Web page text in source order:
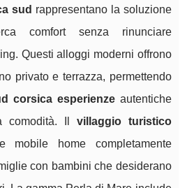
sud rappresentano la soluzione
comfort senza rinunciare
Questi alloggi moderni offrono
privato e terrazza, permettendo
corsica esperienzeautentiche
comodità. Il villaggio turistico
mobile home completamente
con bambini che desiderano